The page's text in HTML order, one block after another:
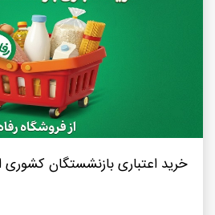
خرید اعتباری بازنشستگان کشوری